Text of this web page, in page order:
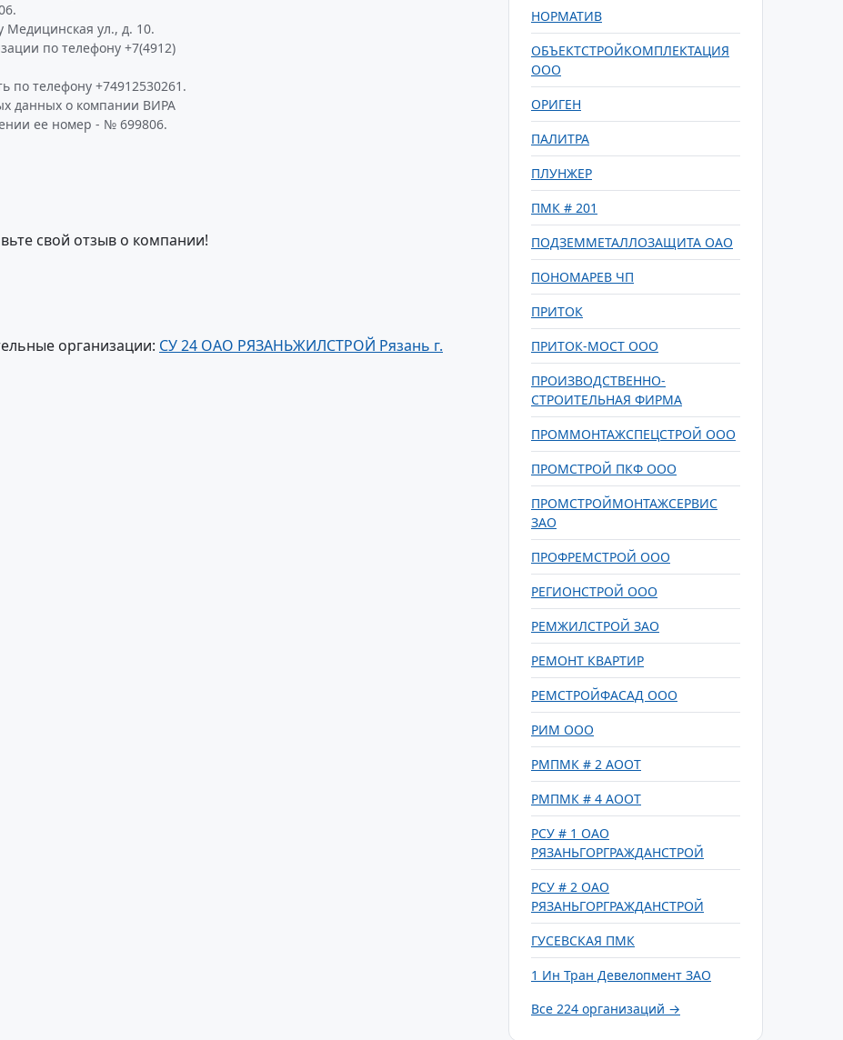
Медицинская ул., д. 10.
по телефону +7(4912)
телефону +74912530261.
данных о компании ВИРА
ее номер - № 699806.
свой отзыв о компании!
организации: СУ 24 ОАО РЯЗАНЬЖИЛСТРОЙ Рязань г.
НОРМАТИВ
ОБЪЕКТСТРОЙКОМПЛЕКТАЦИЯ
ООО
ОРИГЕН
ПАЛИТРА
ПЛУНЖЕР
ПМК # 201
ПОДЗЕММЕТАЛЛОЗАЩИТА ОАО
ПОНОМАРЕВ ЧП
ПРИТОК
ПРИТОК-МОСТ ООО
ПРОИЗВОДСТВЕННО-
СТРОИТЕЛЬНАЯ ФИРМА
ПРОММОНТАЖСПЕЦСТРОЙ ООО
ПРОМСТРОЙ ПКФ ООО
ПРОМСТРОЙМОНТАЖСЕРВИС
ЗАО
ПРОФРЕМСТРОЙ ООО
РЕГИОНСТРОЙ ООО
РЕМЖИЛСТРОЙ ЗАО
РЕМОНТ КВАРТИР
РЕМСТРОЙФАСАД ООО
РИМ ООО
РМПМК # 2 АООТ
РМПМК # 4 АООТ
РСУ # 1 ОАО
РЯЗАНЬГОРГРАЖДАНСТРОЙ
РСУ # 2 ОАО
РЯЗАНЬГОРГРАЖДАНСТРОЙ
ГУСЕВСКАЯ ПМК
1 Ин Тран Девелопмент ЗАО
Все 224 организаций →